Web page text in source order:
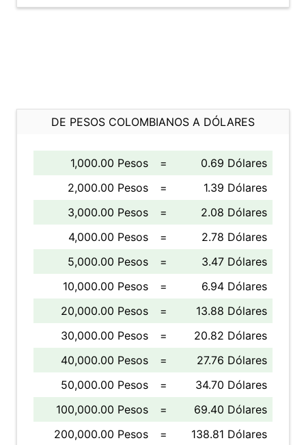
DE PESOS COLOMBIANOS A DÓLARES
1,000.00 Pesos =
0.69 Dólares
2,000.00 Pesos
=
1.39 Dólares
3,000.00 Pesos
=
2.08 Dólares
4,000.00 Pesos
=
2.78 Dólares
5,000.00 Pesos
=
3.47 Dólares
10,000.00 Pesos
=
6.94 Dólares
20,000.00 Pesos
=
13.88 Dólares
30,000.00 Pesos
=
20.82 Dólares
40,000.00 Pesos
=
27.76 Dólares
50,000.00 Pesos
=
34.70 Dólares
100,000.00 Pesos
=
69.40 Dólares
200,000.00 Pesos
= 138.81 Dólares